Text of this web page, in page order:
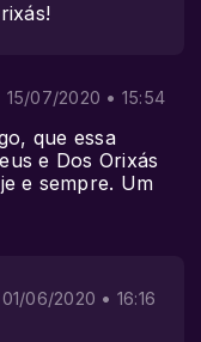
15/07/2020 • 15:54
que essa
e Dos Orixás
e sempre. Um
01/06/2020 • 16:16